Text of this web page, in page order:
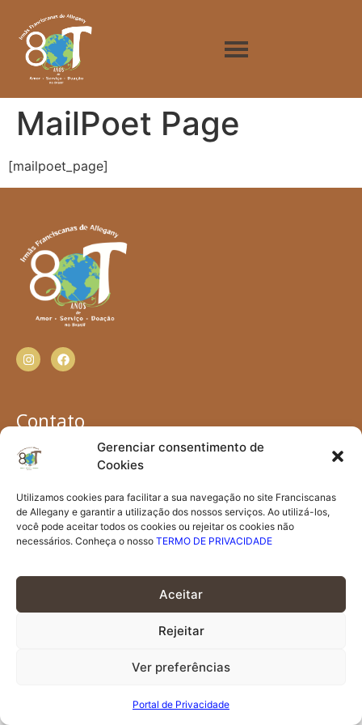
Gerenciar consentimento de
Cookies
Utilizamos cookies para facilitar a sua navegação no site Franciscanas
de Allegany e garantir a utilização dos nossos serviços. Ao utilizá-los,
você pode aceitar todos os cookies ou rejeitar os cookies não
necessários. Conheça o nosso TERMO DE PRIVACIDADE
Aceitar
Rejeitar
Ver preferências
Portal de Privacidade
MailPoet Page
[mailpoet_page]
Contato
contato@irmasfranciscanas.org.br
Irmãs Franciscanas de Allegany - Av. Jamel Cecílio, nº
Anápolis, GO
(62) 3333-3800
Portal de Privacidade
© 2026 Irmãs Franciscanas – Convento. Todos os direitos
reservados.